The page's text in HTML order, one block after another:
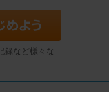
録など様々な